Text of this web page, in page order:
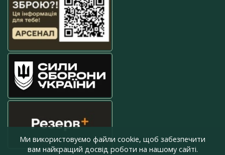
Ми використовуємо файли cookie, щоб забезпечити
вам найкращий досвід роботи на нашому сайті.